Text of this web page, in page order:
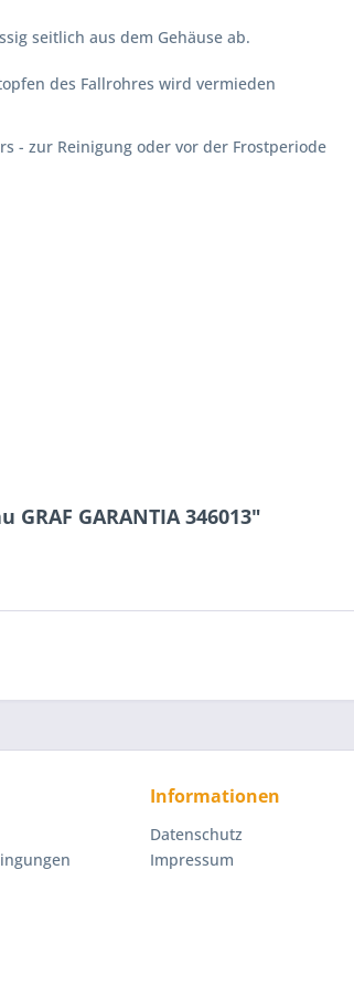
seitlich aus dem Gehäuse ab.
des Fallrohres wird vermieden
- zur Reinigung oder vor der Frostperiode
GARANTIA 346013"
Informationen
Datenschutz
Impressum